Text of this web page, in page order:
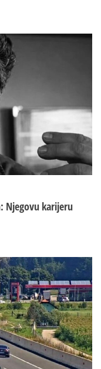
Njegovu karijeru